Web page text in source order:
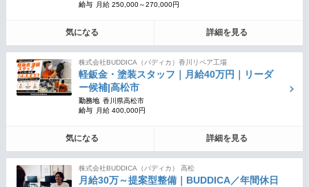
給与
月給 250,000～270,000円
気になる 詳細を見る
株式会社BUDDICA（バディカ）香川リペア工場
軽鈑金・塗装スタッフ｜月給40万円｜リーダ
ー候補|高松市
勤務地 香川県高松市
給与
月給 400,000円
気になる 詳細を見る
株式会社BUDDICA（バディカ） 高松
月給30万～提案型整備｜BUDDICA／年間休日